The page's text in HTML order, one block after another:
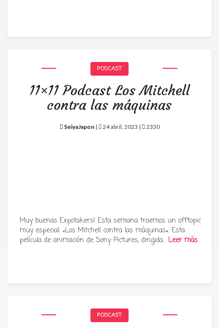
PODCAST
11×11 Podcast Los Mitchell
contra las máquinas
SeiyaJapon| 24 abril, 2023 | 2330
Muy buenas Expotakers! Esta semana traemos un offtopic
muy especial: «Los Mitchell contra las máquinas«. Esta
película de animación de Sony Pictures, dirigida… Leer más
PODCAST